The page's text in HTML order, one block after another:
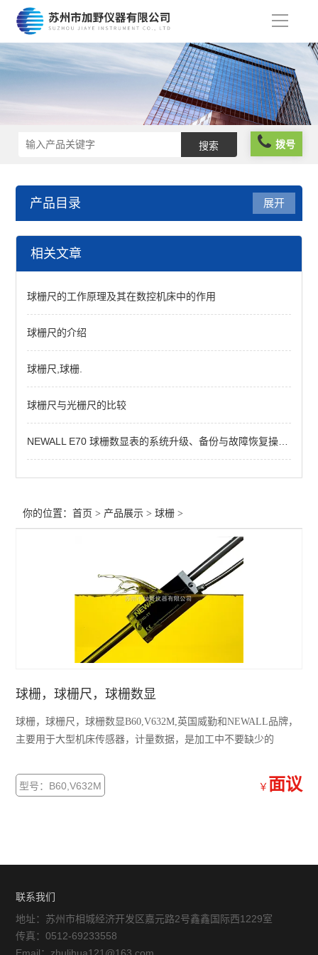
导
拨号
产品目录
球栅
展开
相关文章
球栅尺的工作原理及其在数控机床中的作用
球栅尺的介绍
球栅尺,球栅.
球栅尺与光栅尺的比较
NEWALL E70 球栅数显表的系统升级、备份与故障恢复操作指南
你的位置：首页 > 产品展示 >球栅 >
球栅，球栅尺，球栅数显
球栅，球栅尺，球栅数显B60,V632M,英国威勤和NEWALL品牌，
主要用于大型机床传感器，计量数据，是加工中不要缺少的
型号：B60,V632M ￥ 面议
联系我们
地址：苏州市相城经济开发区嘉元路2号鑫鑫国际西1229室
传真：0512-69233558